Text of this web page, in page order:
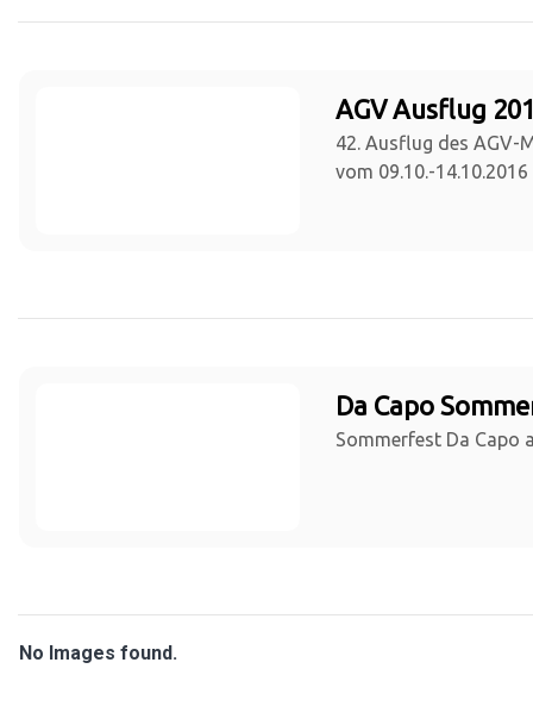
AGV Ausflug
42. Ausflug des AGV-
vom 09.10.-
Da Capo
Sommerfest Da Capo
No Images found.